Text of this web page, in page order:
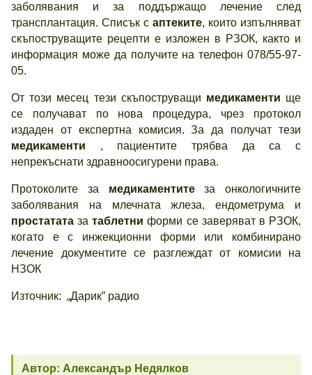
заболявания и за поддържащо лечение след
трансплантация. Списък с аптеките, които изпълняват
скъпоструващите рецепти е изложен в РЗОК, както и
информация може да получите на телефон 078/55-97-
05.
От този месец тези скъпоструващи медикаменти ще
се получават по нова процедура, чрез протокол
издаден от експертна комисия. За да получат тези
медикаменти , пациентите трябва да са с
непрекъснати здравноосигурени права.
Протоколите за медикаментитеза онкологичните
заболявания на млечната жлеза, ендометрума и
простатата затаблетни форми се заверяват в РЗОК,
когато е с инжекционни форми или комбинирано
лечение документите се разглеждат от комисии на
НЗОК
Източник: „Дарик” радио
Автор: Александър Недялков